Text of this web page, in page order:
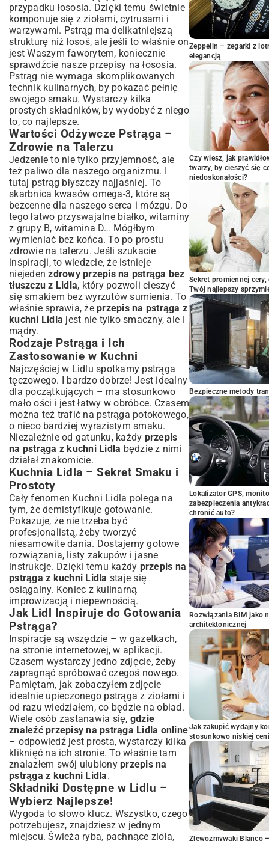
i Sosy
Pstrąg Smażony na Patelni – Szybko i
Smacznie
Jak Usmażyć Pstrąga, by Był Chrupiący?
Proste Dodatki do Pstrąga Smażonego
Pstrąg z Grilla – Letni Przysmak
Przygotowanie Pstrąga do Grillowania
Pomysły na Szybkie Marynaty Grillowe
Kreatywne Wariacje i Połączenia – Pstrąg
na Wiele Sposobów
Pstrąg w Foli, na Parze lub Faszerowany –
Eksperymentuj w Kuchni!
Idealne Dodatki do Pstrąga – Od
Ziemniaków po Sałatki
Jakie Wino Pasuje do Pstrąga?
Sekrety Mistrzów Kuchni – Pstrąg Zawsze
Udany!
Jak Wybrać Świeżego Pstrąga?
Częste Błędy przy Przygotowaniu Pstrąga
i Jak Ich Unikać
Pstrąg z Lidla – Prosty Sposób na
Wyjątkowy Posiłek
przypadku łososia. Dzięki temu świetnie
komponuje się z ziołami, cytrusami i
warzywami. Pstrąg ma delikatniejszą
strukturę niż łosoś, ale jeśli to właśnie on
jest Waszym faworytem, koniecznie
sprawdźcie nasze przepisy na łososia.
Pstrąg nie wymaga skomplikowanych
technik kulinarnych, by pokazać pełnię
swojego smaku. Wystarczy kilka
prostych składników, by wydobyć z niego
to, co najlepsze.
Wartości Odżywcze Pstrąga –
Zdrowie na Talerzu
Jedzenie to nie tylko przyjemność, ale
też paliwo dla naszego organizmu. I
tutaj pstrąg błyszczy najjaśniej. To
skarbnica kwasów omega-3, które są
bezcenne dla naszego serca i mózgu. Do
tego łatwo przyswajalne białko, witaminy
z grupy B, witamina D… Mógłbym
wymieniać bez końca. To po prostu
zdrowie na talerzu. Jeśli szukacie
inspiracji, to wiedzcie, że istnieje
niejedenzdrowy przepis na pstrąga bez
tłuszczu z Lidla, który pozwoli cieszyć
się smakiem bez wyrzutów sumienia. To
właśnie sprawia, że przepis na pstrąga z
kuchni Lidla jest nie tylko smaczny, ale i
mądry.
Rodzaje Pstrąga i Ich
Zastosowanie w Kuchni
Najczęściej w Lidlu spotkamy pstrąga
tęczowego. I bardzo dobrze! Jest idealny
dla początkujących – ma stosunkowo
mało ości i jest łatwy w obróbce. Czasem
można też trafić na pstrąga potokowego,
o nieco bardziej wyrazistym smaku.
Niezależnie od gatunku, każdy przepis
na pstrąga z kuchni Lidla będzie z nimi
działał znakomicie.
Kuchnia Lidla – Sekret Smaku i
Prostoty
Cały fenomen Kuchni Lidla polega na
tym, że demistyfikuje gotowanie.
Pokazuje, że nie trzeba być
profesjonalistą, żeby tworzyć
niesamowite dania. Dostajemy gotowe
rozwiązania, listy zakupów i jasne
instrukcje. Dzięki temu każdy przepis na
pstrąga z kuchni Lidla staje się
osiągalny. Koniec z kulinarną
improwizacją i niepewnością.
Jak Lidl Inspiruje do Gotowania
Pstrąga?
Inspiracje są wszędzie – w gazetkach,
na stronie internetowej, w aplikacji.
Czasem wystarczy jedno zdjęcie, żeby
zapragnąć spróbować czegoś nowego.
Pamiętam, jak zobaczyłem zdjęcie
idealnie upieczonego pstrąga z ziołami i
od razu wiedziałem, co będzie na obiad.
Wiele osób zastanawia się, gdzie
znaleźć przepisy na pstrąga Lidla online
– odpowiedź jest prosta, wystarczy kilka
kliknięć na ich stronie. To właśnie tam
znalazłem swój ulubiony przepis na
pstrąga z kuchni Lidla.
Składniki Dostępne w Lidlu –
Wybierz Najlepsze!
Wygoda to słowo klucz. Wszystko, czego
potrzebujesz, znajdziesz w jednym
miejscu. Świeża ryba, pachnące zioła,
Zeppelin – zegarki z
elegancją
Czy wiesz, jak
twarzy, by cieszyć się
niedoskonałości?
Sekret promiennej
Twój najlepszy
Bezpieczne metody
Lokalizator GPS,
zabezpieczenia
chronić auto?
Rozwiązania BIM jako
architektonicznej
Jak zakupić wydajny
stosunkowo niskiej
Zlewozmywaki Blanco